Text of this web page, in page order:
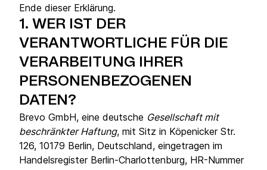
Ende dieser Erklärung.
1. WER IST DER
VERANTWORTLICHE FÜR DIE
VERARBEITUNG IHRER
PERSONENBEZOGENEN
DATEN?
Brevo GmbH, eine deutsche Gesellschaft mit
beschränkter Haftung, mit Sitz in Köpenicker Str.
126, 10179 Berlin, Deutschland, eingetragen im
Handelsregister Berlin-Charlottenburg, HR-Nummer